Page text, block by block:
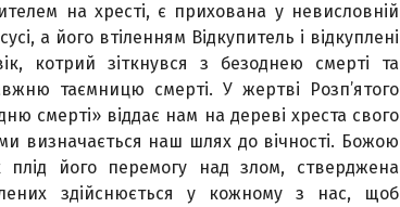
на хресті, є прихована у невисловній
а його втіленням Відкупитель і відкуплені
котрий зіткнувся з безоднею смерті та
таємницю смерті. У жертві Розп’ятого
смерті» віддає нам на дереві хреста свого
визначається наш шлях до вічності. Божою
плід його перемогу над злом, стверджена
здійснюється у кожному з нас, щоб